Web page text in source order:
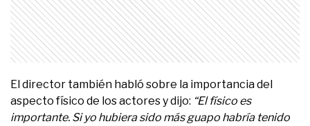
El director también habló sobre la importancia del
aspecto físico de los actores y dijo: “El físico es
importante. Si yo hubiera sido más guapo habría tenido